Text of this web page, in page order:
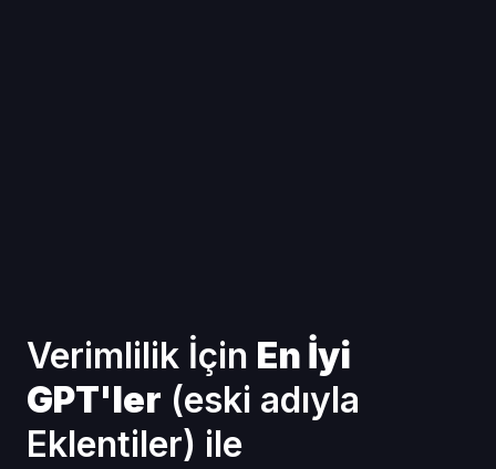
Verimlilik İçin En İyi
GPT'ler (eski adıyla
Eklentiler) ile